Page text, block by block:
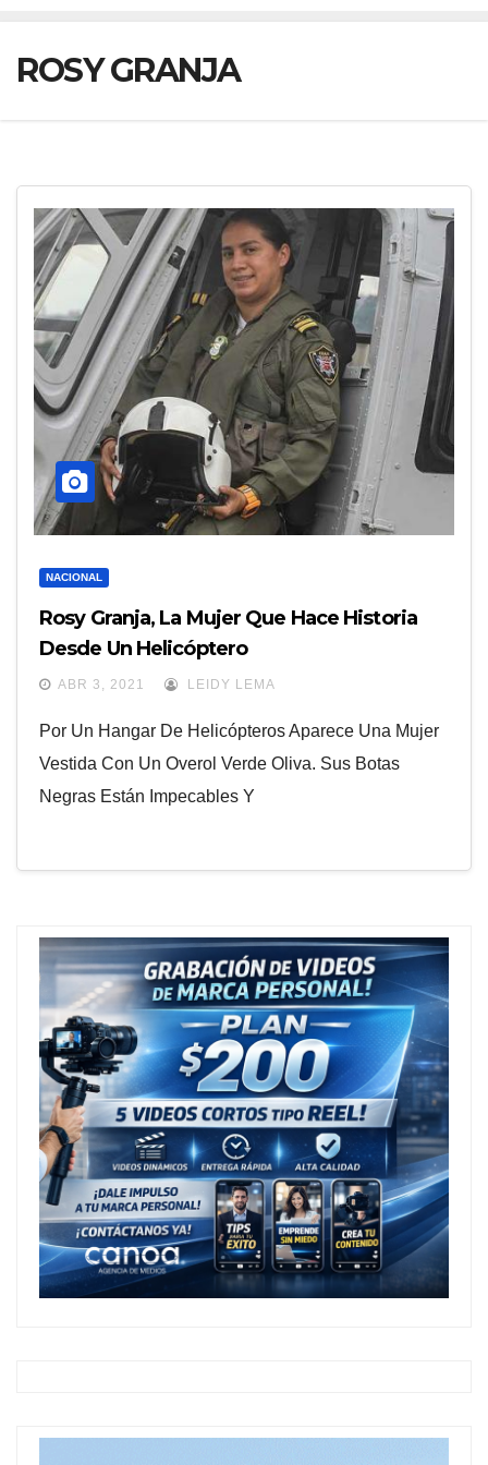
ROSY GRANJA
NACIONAL
Rosy Granja, La Mujer Que Hace Historia
Desde Un Helicóptero
ABR 3, 2021 LEIDY LEMA
Por Un Hangar De Helicópteros Aparece Una Mujer
Vestida Con Un Overol Verde Oliva. Sus Botas
Negras Están Impecables Y